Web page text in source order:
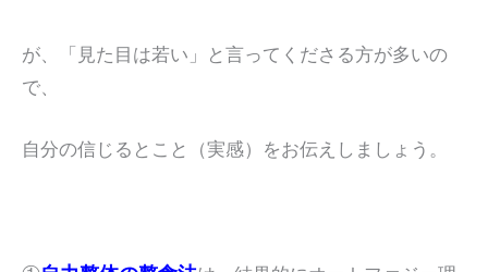
が、「見た目は若い」と言ってくださる方が多いの
で、
自分の信じるとこと（実感）をお伝えしましょう。